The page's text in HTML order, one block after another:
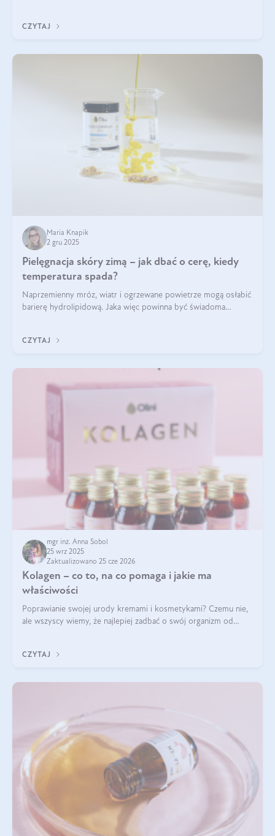
bydlęcy.
CZYTAJ
Maria Knapik
2 gru 2025
Pielęgnacja skóry zimą – jak dbać o cerę, kiedy
temperatura spada?
Naprzemienny mróz, wiatr i ogrzewane powietrze mogą osłabić
barierę hydrolipidową. Jaka więc powinna być świadoma
CZYTAJ
mgr inż. Anna Sobol
25 wrz 2025
Zaktualizowano 25 cze 2026
Kolagen – co to, na co pomaga i jakie ma
właściwości
Poprawianie swojej urody kremami i kosmetykami? Czemu nie,
ale wszyscy wiemy, że najlepiej zadbać o swój organizm od
wysokiej jakości suplem
CZYTAJ